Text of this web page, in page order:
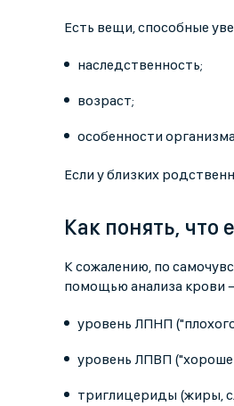
Есть вещи, способные
наследственность;
возраст;
особенности
Если у близких
Как понять, что
К сожалению, по
помощью анализа крови
уровень ЛПНП
уровень ЛПВП
триглицериды (жиры,